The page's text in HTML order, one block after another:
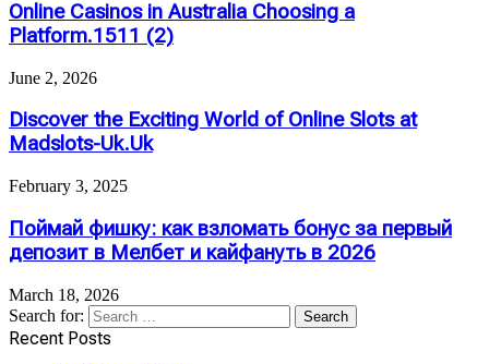
Online Casinos in Australia Choosing a
Platform.1511 (2)
June 2, 2026
Discover the Exciting World of Online Slots at
Madslots-Uk.Uk
February 3, 2025
Поймай фишку: как взломать бонус за первый
депозит в Мелбет и кайфануть в 2026
March 18, 2026
Search for:
Recent Posts